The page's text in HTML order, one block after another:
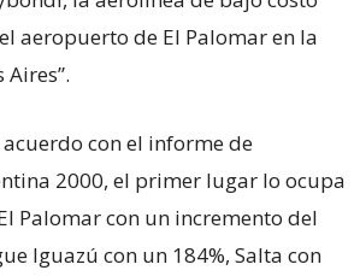
aeropuerto de El Palomar en la
con el informe de
2000, el primer lugar lo ocupa
Palomar con un incremento del
Iguazú con un 184%, Salta con